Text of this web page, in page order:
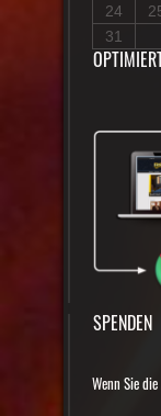
24
31
SPENDEN
Wenn Sie